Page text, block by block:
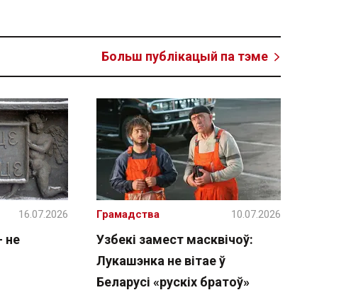
Больш публікацый па тэме
не
16.07.2026
Узбекі замест масквічоў:
Лукашэнка не вітае ў
Беларусі «рускіх братоў»
Грамадства 10.07.2026